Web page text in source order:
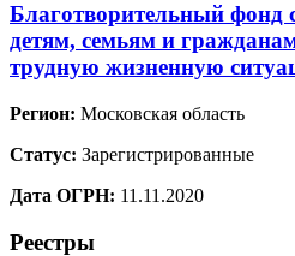
Благотворительный фонд
детям, семьям и
трудную жизненную
Регион: Московская область
Статус: Зарегистрированные
Дата ОГРН: 11.11.2020
Реестры